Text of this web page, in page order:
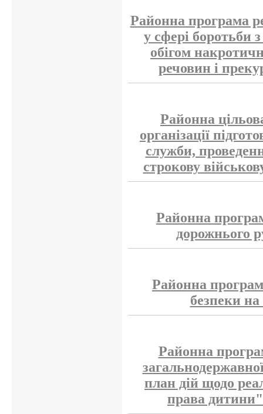
Районна програма
у сфері боротьби
обігом
речовин і
Районна
організації
служби,
строкову
Районна
дорожнього
Районна
безпеки на
Районна
план дій щодо
права дитини"